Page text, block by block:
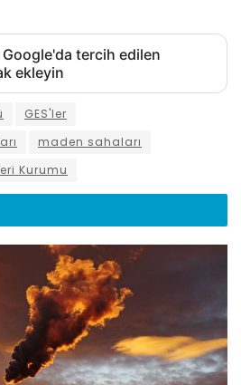
tercih edilen
ekleyin
GES'ler
maden sahaları
Kurumu